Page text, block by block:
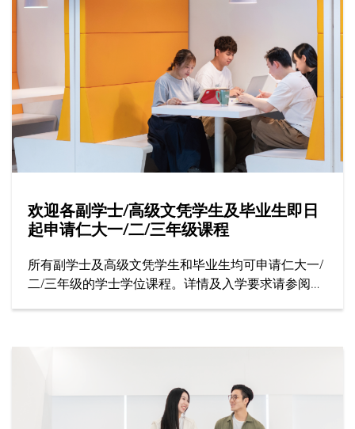
欢迎各副学士/高级文凭学生及毕业生即日
起申请仁大一/二/三年级课程
所有副学士及高级文凭学生和毕业生均可申请仁大一/
二/三年级的学士学位课程。详情及入学要求请参阅招